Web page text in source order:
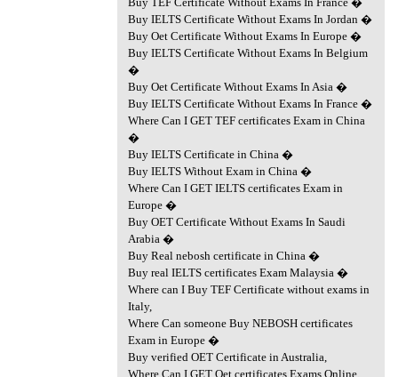
Buy IELTS Certificate Without Exams In Jordan �
Buy Oet Certificate Without Exams In Europe �
Buy IELTS Certificate Without Exams In Belgium
�
Buy Oet Certificate Without Exams In Asia �
Buy IELTS Certificate Without Exams In France �
Where Can I GET TEF certificates Exam in China
�
Buy IELTS Certificate in China �
Buy IELTS Without Exam in China �
Where Can I GET IELTS certificates Exam in
Europe �
Buy OET Certificate Without Exams In Saudi
Arabia �
Buy Real nebosh certificate in China �
Buy real IELTS certificates Exam Malaysia �
Where can I Buy TEF Certificate without exams in
Italy,
Where Can someone Buy NEBOSH certificates
Exam in Europe �
Buy verified OET Certificate in Australia,
Where Can I GET Oet certificates Exams Online,